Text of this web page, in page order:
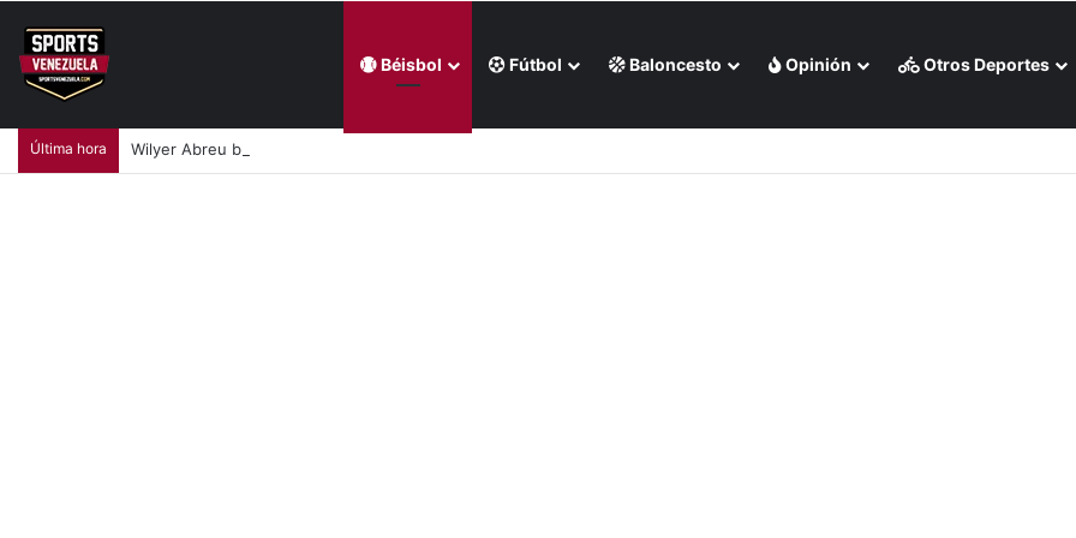
Béisbol Fútbol Baloncesto Opinión Otros Deportes
Última hora Wilyer Abreu brindó una exhibición de fuerza y Medias Rojas apaleó a Medias Blancas (+Video)